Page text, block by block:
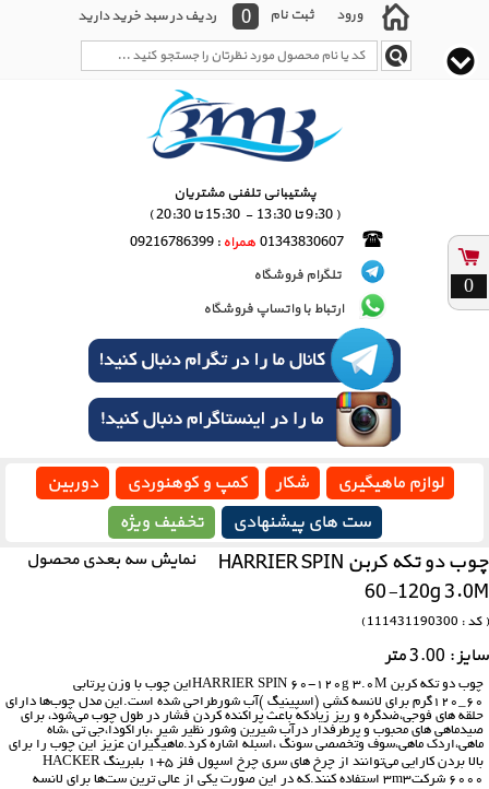
ورود ثبت نام 0 ردیف در سبد خرید دارید
پشتیبانی تلفنی مشتریان
( 9:30 تا 13:30 - 15:30 تا 20:30 )
01343830607 همراه : 09216786399
تلگرام فروشگاه
ارتباط با واتساپ فروشگاه
لوازم ماهیگیری شکار کمپ و کوهنوردی
دوربین
ست های پیشنهادی
تخفیف ویژه
چوب دو تکه کربن HARRIER SPIN
60-120g 3.0M
( کد : 111431190300 )
نمایش سه بعدی محصول
سایز : 3.00 متر
چوب دو تکه کربن HARRIER SPIN 60-120g 3.0Mاین چوب با وزن پرتابی
60_120گرم برای لانسه کشی (اسپینیگ )آب شورطراحی شده است.این مدل چوب‌ها دارای
حلقه های فوجی،ضدگره و ریز زیادکه باعث پراکنده کردن فشار در طول چوب‌‌ می‌شود، برای
صیدماهی های محبوب و پرطرفدار درآب شیرین وشور نظیر شیر ،باراکودا،جی تی ،شاه
ماهی،اردک ماهی،سوف وتخصصی سونگ ،اسبله اشاره کرد.ماهیگیران عزیز این چوب را برای
بالا بردن کارایی‌‌ می‌توانند از چرخ های سری چرخ اسپول فلز 5+1 بلبرینگ HACKER
6000 شرکت3m3 استفاده کنند.که در این صورت یکی از عالی ترین ست‌ها برای لانسه
0